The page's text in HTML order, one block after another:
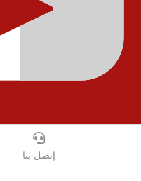
إتصل بنا